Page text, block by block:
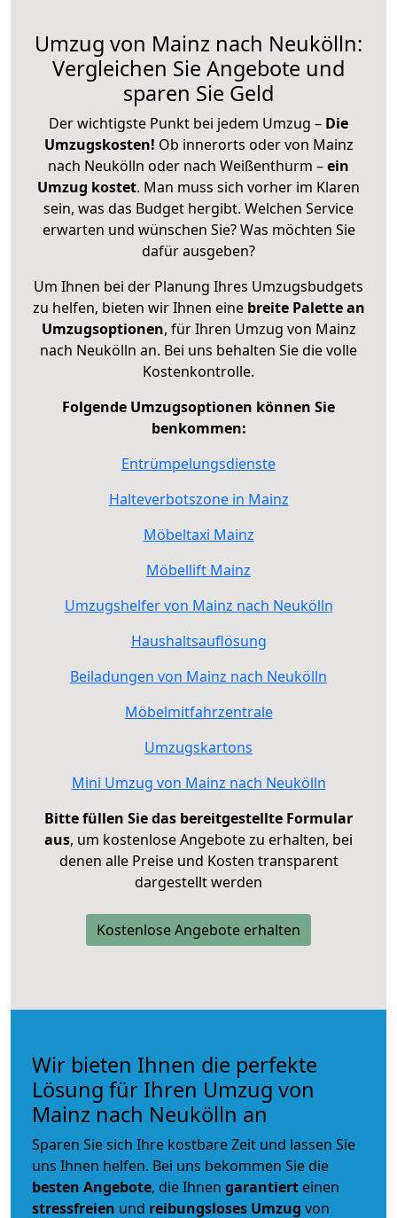
Umzug von Mainz nach Neukölln:
Vergleichen Sie Angebote und
sparen Sie Geld
Der wichtigste Punkt bei jedem Umzug – Die
Umzugskosten! Ob innerorts oder von Mainz
nach Neukölln oder nach Weißenthurm –ein
Umzug kostet. Man muss sich vorher im Klaren
sein, was das Budget hergibt. Welchen Service
erwarten und wünschen Sie? Was möchten Sie
dafür ausgeben?
Um Ihnen bei der Planung Ihres Umzugsbudgets
zu helfen, bieten wir Ihnen eine breite Palette an
Umzugsoptionen, für Ihren Umzug von Mainz
nach Neukölln an. Bei uns behalten Sie die volle
Kostenkontrolle.
Folgende Umzugsoptionen können Sie
benkommen:
Entrümpelungsdienste
Halteverbotszone in Mainz
Möbeltaxi Mainz
Möbellift Mainz
Umzugshelfer von Mainz nach Neukölln
Haushaltsauflösung
Beiladungen von Mainz nach Neukölln
Möbelmitfahrzentrale
Umzugskartons
Mini Umzug von Mainz nach Neukölln
Bitte füllen Sie das bereitgestellte Formular
aus, um kostenlose Angebote zu erhalten, bei
denen alle Preise und Kosten transparent
dargestellt werden
Kostenlose Angebote erhalten
Wir bieten Ihnen die perfekte
Lösung für Ihren Umzug von
Mainz nach Neukölln an
Sparen Sie sich Ihre kostbare Zeit und lassen Sie
uns Ihnen helfen. Bei uns bekommen Sie die
besten Angebote, die Ihnen garantiert einen
stressfreien und reibungsloses Umzug von